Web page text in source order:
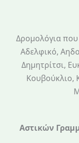
Δρομολόγια
Αδελφικό,
Δημητρίτσι,
Κουβούκλιο,
Αστικών